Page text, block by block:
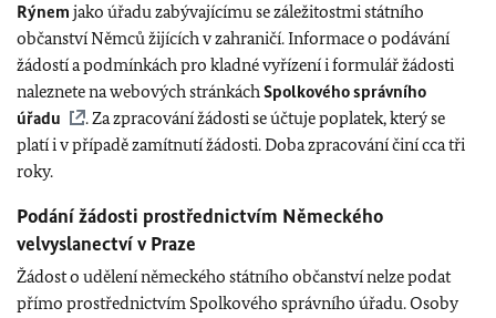
Rýnem jako úřadu zabývajícímu se záležitostmi státního
občanství Němců žijících v zahraničí. Informace o podávání
žádostí a podmínkách pro kladné vyřízení i formulář žádosti
naleznete na webových stránkáchSpolkového správního
úřadu
. Za zpracování žádosti se účtuje poplatek, který se
platí i v případě zamítnutí žádosti. Doba zpracování činí cca tři
roky.
Podání žádosti prostřednictvím Německého
velvyslanectví v Praze
Žádost o udělení německého státního občanství nelze podat
přímo prostřednictvím Spolkového správního úřadu. Osoby